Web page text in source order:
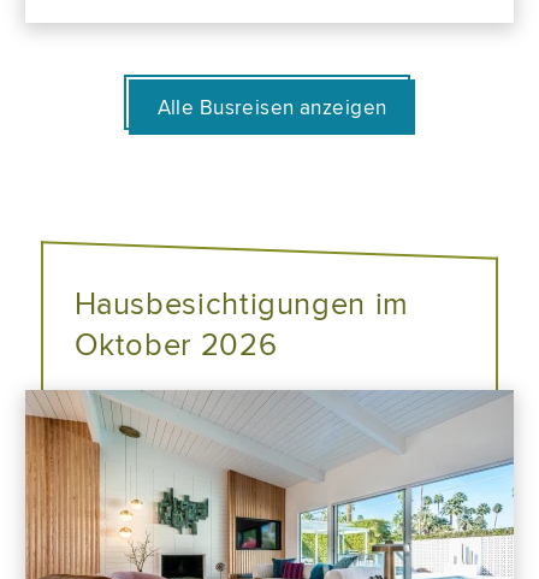
Alle Busreisen anzeigen
Hausbesichtigungen im
Oktober 2026